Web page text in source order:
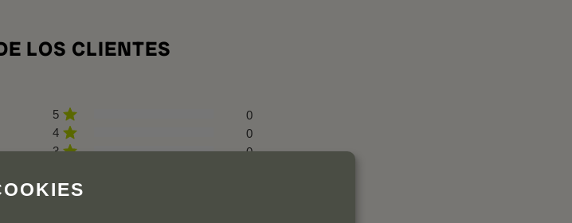
LOS CLIENTES
5
0
4
0
3
0
1